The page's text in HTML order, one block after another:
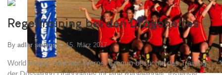
Regeltraining bei den Dragonettes
By adler sevens 15. März 2017
World Rugby Educator Werner Cromm besuchte das Training